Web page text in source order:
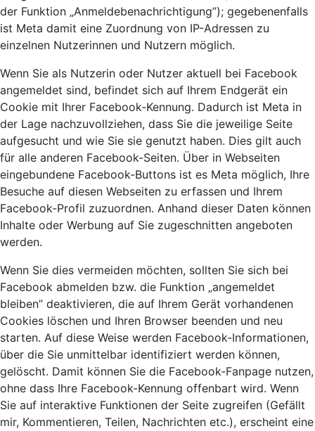
der Funktion „Anmeldebenachrichtigung”); gegebenenfalls
ist Meta damit eine Zuordnung von IP-Adressen zu
einzelnen Nutzerinnen und Nutzern möglich.
Wenn Sie als Nutzerin oder Nutzer aktuell bei Facebook
angemeldet sind, befindet sich auf Ihrem Endgerät ein
Cookie mit Ihrer Facebook-Kennung. Dadurch ist Meta in
der Lage nachzuvollziehen, dass Sie die jeweilige Seite
aufgesucht und wie Sie sie genutzt haben. Dies gilt auch
für alle anderen Facebook-Seiten. Über in Webseiten
eingebundene Facebook-Buttons ist es Meta möglich, Ihre
Besuche auf diesen Webseiten zu erfassen und Ihrem
Facebook-Profil zuzuordnen. Anhand dieser Daten können
Inhalte oder Werbung auf Sie zugeschnitten angeboten
werden.
Wenn Sie dies vermeiden möchten, sollten Sie sich bei
Facebook abmelden bzw. die Funktion „angemeldet
bleiben” deaktivieren, die auf Ihrem Gerät vorhandenen
Cookies löschen und Ihren Browser beenden und neu
starten. Auf diese Weise werden Facebook-Informationen,
über die Sie unmittelbar identifiziert werden können,
gelöscht. Damit können Sie die Facebook-Fanpage nutzen,
ohne dass Ihre Facebook-Kennung offenbart wird. Wenn
Sie auf interaktive Funktionen der Seite zugreifen (Gefällt
mir, Kommentieren, Teilen, Nachrichten etc.), erscheint eine